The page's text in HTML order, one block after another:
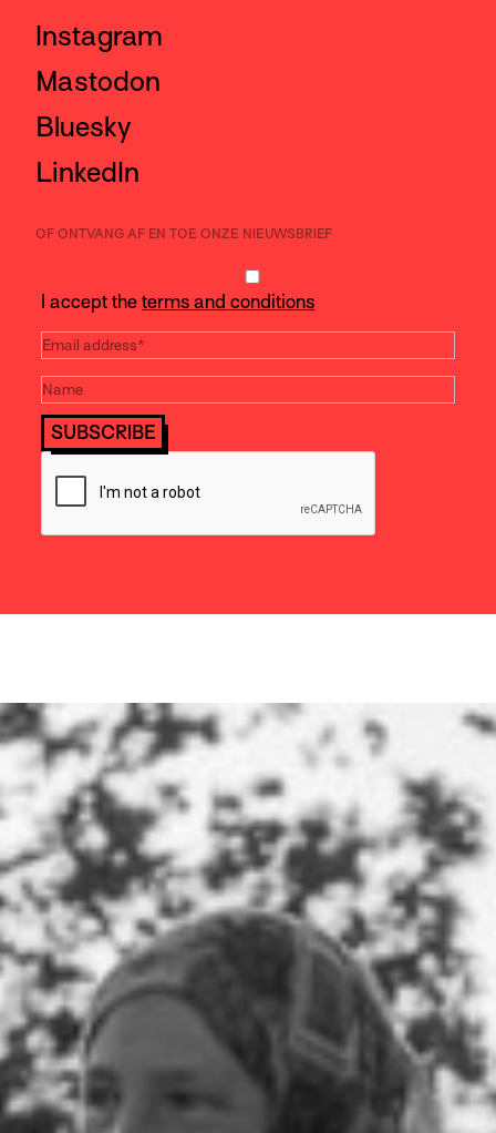
Instagram
Mastodon
Bluesky
LinkedIn
OF ONTVANG AF EN TOE ONZE NIEUWSBRIEF
I accept the terms and conditions
SUBSCRIBE